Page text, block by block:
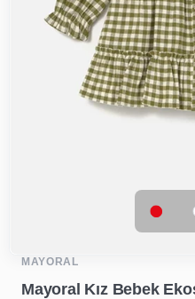
MAYORAL
Mayoral Kız Bebek